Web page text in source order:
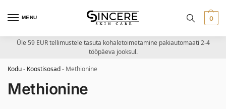
MENU 0
Üle 59 EUR tellimustele tasuta kohaletoimetamine pakiautomaati 2-4
tööpäeva jooksul.
Kodu- Koostisosad- Methionine
Methionine